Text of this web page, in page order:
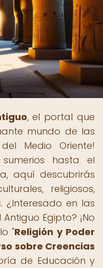
, el portal que
mundo de las
Medio Oriente!
hasta el
aquí descubrirás
religiosos,
¿Interesado en las
Egipto? ¡No
"Religión y Poder
sobre Creencias
de Educación y